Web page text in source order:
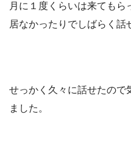
月に１度くらいは来ても
居なかったりでしばらく話
せっかく久々に話せたので
ました。